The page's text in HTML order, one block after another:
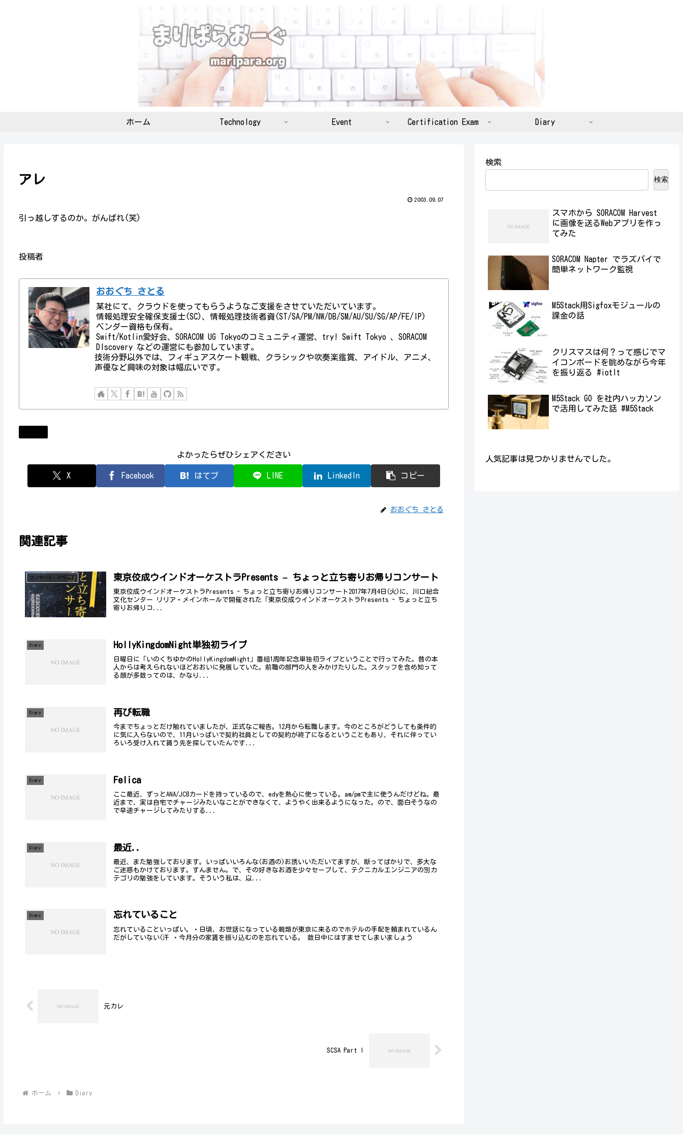
ホーム Technology Event Certification Exam Diary
アレ
2003.09.07
引っ越しするのか。がんばれ(笑)
投稿者
おおぐち さとる
某社にて、クラウドを使ってもらうようなご支援をさせていただいています。
情報処理安全確保支援士(SC)、情報処理技術者資(ST/SA/PM/NW/DB/SM/AU/SU/SG/AP/FE/IP)
ベンダー資格も保有。
Swift/Kotlin愛好会、SORACOM UG Tokyoのコミュニティ運営、try! Swift Tokyo 、SORACOM
DIscovery などの運営にも参加しています。
技術分野以外では、フィギュアスケート観戦、クラシックや吹奏楽鑑賞、アイドル、アニメ、
声優など興味の対象は幅広いです。
よかったらぜひシェアください
X Facebook はてブ LINE LinkedIn コピー
おおぐち さとる
関連記事
コンサート・イベント 東京佼成ウインドオーケストラPresents – ちょっと立ち寄りお帰りコンサート
東京佼成ウインドオーケストラPresents - ちょっと立ち寄りお帰りコンサート2017年7月4日(火)に、川口総合
文化センター リリア・メインホールで開催された「東京佼成ウインドオーケストラPresents - ちょっと立ち
寄りお帰りコ...
Diary HollyKingdomNight単独初ライブ
日曜日に「いのくちゆかのHollyKingdomNight」番組1周年記念単独初ライブということで行ってみた。昔の本
人からは考えられないほどおおいに発展していた。前職の部門の人をみかけたりした。スタッフを含め知って
る顔が多数ってのは、かなり...
Diary 再び転職
今までちょっとだけ触れていましたが、正式なご報告。12月から転職します。今のところがどうしても条件的
に気に入らないので、11月いっぱいで契約社員としての契約が終了になるということもあり、それに伴ってい
ろいろ受け入れて貰う先を探していたんです...
Diary Felica
ここ最近、ずっとANA/JCBカードを持っているので、edyを熱心に使っている。am/pmで主に使うんだけどね。最
近まで、実は自宅でチャージみたいなことができなくて、ようやく出来るようになった。ので、面白そうなの
で早速チャージしてみたりする...
Diary 最近..
最近、また勉強しております。いっぱいいろんな(お酒の)お誘いいただいてますが、断ってばかりで、多大な
ご迷惑もかけております。すんません。で、その好きなお酒を少々セーブして、テクニカルエンジニアの別カ
テゴリの勉強をしています。そういう私は、以...
Diary 忘れていること
忘れていることいっぱい。・日頃、お世話になっている親類が東京に来るのでホテルの手配を頼まれているん
だがしていない(汗 ・今月分の家賃を振り込むのを忘れている。 数日中にはすませてしまいましょう
元カレ
SCSA Part I
ホーム Diary
検索
検索
スマホから SORACOM Harvest
に画像を送るWebアプリを作っ
てみた
SORACOM Napter でラズパイで
簡単ネットワーク監視
M5Stack用Sigfoxモジュールの
課金の話
クリスマスは何？って感じでマ
イコンボードを眺めながら今年
を振り返る #iotlt
M5Stack GO を社内ハッカソン
で活用してみた話 #M5Stack
人気記事は見つかりませんでした。